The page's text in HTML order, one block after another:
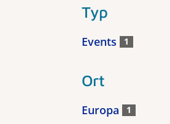
Typ
Events 1
Ort
Europa 1